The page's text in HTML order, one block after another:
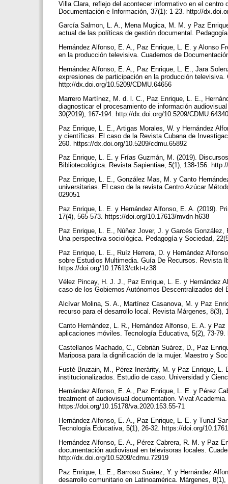
Villa Clara, reflejo del acontecer informativo en el
Documentación e Información, 37(1): 1-23. http://
García Salmon, L. A., Mena Mugica, M. M. y Paz
actual de las políticas de gestión documental.
Hernández Alfonso, E. A., Paz Enrique, L. E. y Alonso
en la producción televisiva. Cuadernos de
Hernández Alfonso, E. A., Paz Enrique, L. E., Jara
expresiones de participación en la producción
http://dx.doi.org/10.5209/CDMU.64656
Marrero Martínez, M. d. l. C., Paz Enrique, L. E.,
diagnosticar el procesamiento de información
30(2019), 167-194. http://dx.doi.org/10.5209/
Paz Enrique, L. E., Artigas Morales, W. y Hernández
y científicas. El caso de la Revista Cubana de
260. https://dx.doi.org/10.5209/cdmu.65892
Paz Enrique, L. E. y Frías Guzmán, M. (2019).
Bibliotecológica. Revista Sapientiae, 5(1), 138-156.
Paz Enrique, L. E., González Mas, M. y Canto
universitarias. El caso de la revista Centro Azúcar
029051
Paz Enrique, L. E. y Hernández Alfonso, E. A. (2019).
17(4), 565-573. https://doi.org/10.17613/mvdn-h638
Paz Enrique, L. E., Núñez Jover, J. y Garcés
Una perspectiva sociológica. Pedagogía y Sociedad,
Paz Enrique, L. E., Ruíz Herrera, D. y Hernández
sobre Estudios Multimedia. Guía De Recursos. Revista
https://doi.org/10.17613/ctkt-tz38
Vélez Pincay, H. J. J., Paz Enrique, L. E. y Hernández
caso de los Gobiernos Autónomos Descentralizados
Alcívar Molina, S. A., Martínez Casanova, M. y Paz
recurso para el desarrollo local. Revista Márgenes,
Canto Hernández, L. R., Hernández Alfonso, E. A. y
aplicaciones móviles. Tecnología Educativa, 5(2), 73-
Castellanos Machado, C., Cebrián Suárez, D., Paz
Mariposa para la dignificación de la mujer. Maestro y
Fusté Bruzain, M., Pérez Inerárity, M. y Paz Enrique, L.
institucionalizados. Estudio de caso. Universidad y
Hernández Alfonso, E. A., Paz Enrique, L. E. y Pérez
treatment of audiovisual documentation. Vivat
https://doi.org/10.15178/va.2020.153.55-71
Hernández Alfonso, E. A., Paz Enrique, L. E. y Tunal
Tecnología Educativa, 5(1), 26-32. https://doi.org/
Hernández Alfonso, E. A., Pérez Cabrera, R. M. y Paz
documentación audiovisual en televisoras locales.
http://dx.doi.org/10.5209/cdmu.72919
Paz Enrique, L. E., Barroso Suárez, Y. y Hernández
desarrollo comunitario en Latinoamérica. Márgenes,